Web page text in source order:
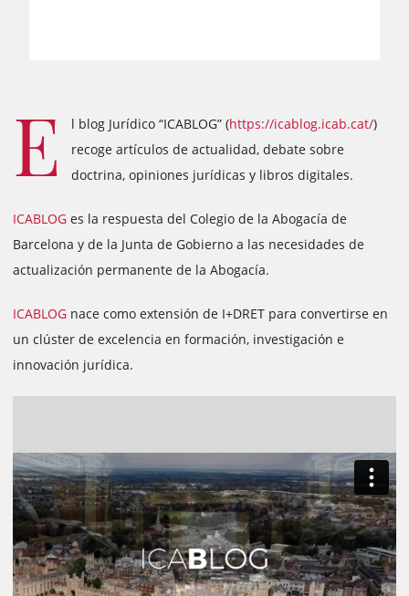
E l blog Jurídico “ICABLOG” (https://icablog.icab.cat/)
recoge artículos de actualidad, debate sobre
doctrina, opiniones jurídicas y libros digitales.
ICABLOG es la respuesta del Colegio de la Abogacía de
Barcelona y de la Junta de Gobierno a las necesidades de
actualización permanente de la Abogacía.
ICABLOG nace como extensión de I+DRET para convertirse en
un clúster de excelencia en formación, investigación e
innovación jurídica.